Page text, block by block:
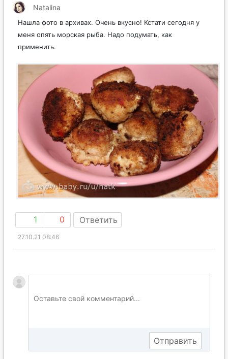
Natalina
Нашла фото в архивах. Очень вкусно! Кстати сегодня у
меня опять морская рыба. Надо подумать, как
применить.
1 0 Ответить
27.10.21 08:46